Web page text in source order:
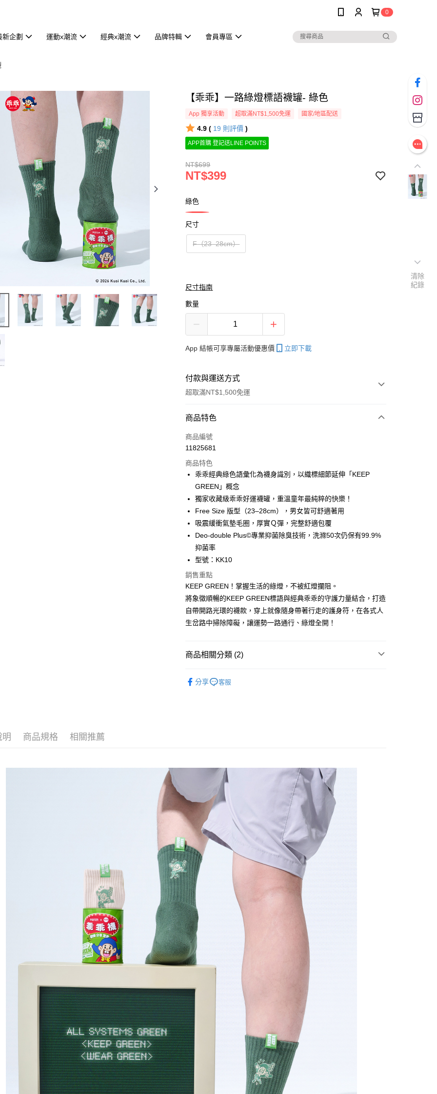
0
新企劃 運動x潮流 經典x潮流 品牌特輯 會員專區
【乖乖】一路綠燈標語襪罐- 綠色
App 獨享活動 超取滿NT$1,500免運 國家/地區配送
4.9 ( 19 則評價 )
APP首購 登記送LINE POINTS
NT$699
NT$399
綠色
尺寸
F（23–28cm）
尺寸指南
數量
App 結帳可享專屬活動優惠價 立即下載
付款與運送方式
超取滿NT$1,500免運
付款方式
信用卡一次付款
LINE Pay
Apple Pay
ATM付款
運送方式
全家取貨付款
每筆NT$100，滿NT$1,500(含以上)免運費
付款後全家取貨
每筆NT$100，滿NT$1,500(含以上)免運費
7-11取貨付款
付款後7-11取貨
宅配
商品特色
商品編號
11825681
商品特色
乖乖經典綠色語彙化為襪身識別，以織標細節延伸「KEEP
GREEN」概念
獨家收藏級乖乖好運襪罐，重溫童年最純粹的快樂！
Free Size 版型（23–28cm），男女皆可舒適著用
吸震緩衝氣墊毛圈，厚實Ｑ彈，完整舒適包覆
Deo-double Plus©專業抑菌除臭技術，洗滌50次仍保有99.9%
抑菌率
型號：KK10
銷售重點
KEEP GREEN！掌握生活的綠燈，不被紅燈攔阻。
將象徵順暢的KEEP GREEN標語與經典乖乖的守護力量結合，打造
自帶開路光環的襪款，穿上就像隨身帶著行走的護身符，在各式人
生岔路中掃除障礙，讓運勢一路通行、綠燈全開！
商品相關分類 (2)
分享 客服
明 商品規格 相關推薦
清除
紀錄